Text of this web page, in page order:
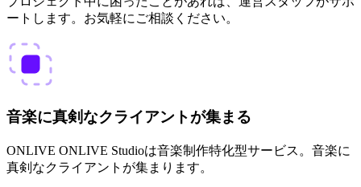
ートします。お気軽にご相談ください。
音楽に真剣なクライアントが集まる
ONLIVE ONLIVE Studioは音楽制作特化型サービス。音楽に
真剣なクライアントが集まります。